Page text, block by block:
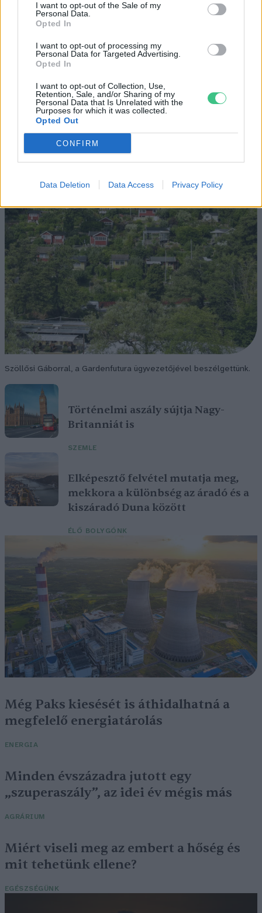
I want to opt-out of the Sale of my
Personal Data.
Opted In
I want to opt-out of processing my
Personal Data for Targeted Advertising.
Opted In
I want to opt-out of Collection, Use,
Retention, Sale, and/or Sharing of my
Personal Data that Is Unrelated with the
Purposes for which it was collected.
Opted Out
CONFIRM
Data Deletion Data Access Privacy Policy
Pár éven belül
szivacsvárosokká kellene
alakítanunk a településeinket –
Podcast
PODCAST Novák Zsombor 2 perc
Szöllősi Gáborral, a Gardenfutura ügyvezetőjével beszélgettünk.
Történelmi aszály sújtja Nagy-
Britanniát is
SZEMLE
Elképesztő felvétel mutatja meg,
mekkora a különbség az áradó és a
kiszáradó Duna között
ÉLŐ BOLYGÓNK
Még Paks kiesését is áthidalhatná a
megfelelő energiatárolás
ENERGIA
Minden évszázadra jutott egy
„szuperaszály”, az idei év mégis más
AGRÁRIUM
Miért viseli meg az embert a hőség és
mit tehetünk ellene?
EGÉSZSÉGÜNK